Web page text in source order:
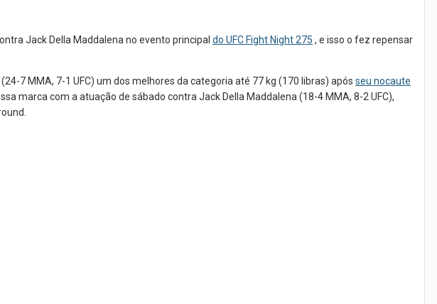
Jack Della Maddalena no evento principal do UFC Fight Night 275 , e isso o fez repensar
7 MMA, 7-1 UFC) um dos melhores da categoria até 77 kg (170 libras) após seu nocaute
marca com a atuação de sábado contra Jack Della Maddalena (18-4 MMA, 8-2 UFC),